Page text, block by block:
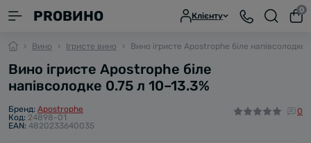
PROВИНО Клієнту
0
Вино Ігристе вино Вино ігристе Apostrophe біле напівсолодке
Вино ігристе Apostrophe біле
напівсолодке 0.75 л 10–13.3%
Бренд: Apostrophe
Код: 24898-01
EAN: 4820233640035
0